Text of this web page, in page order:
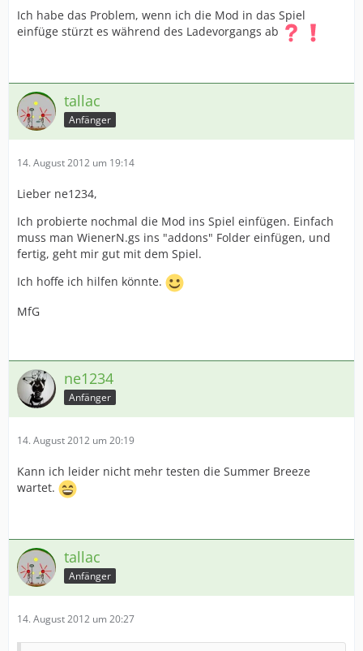
Ich habe das Problem, wenn ich die Mod in das Spiel
einfüge stürzt es während des Ladevorgangs ab
tallac
Anfänger
14. August 2012 um 19:14
Lieber ne1234,
Ich probierte nochmal die Mod ins Spiel einfügen. Einfach
muss man WienerN.gs ins "addons" Folder einfügen, und
fertig, geht mir gut mit dem Spiel.
Ich hoffe ich hilfen könnte.
MfG
ne1234
Anfänger
14. August 2012 um 20:19
Kann ich leider nicht mehr testen die Summer Breeze
wartet.
tallac
Anfänger
14. August 2012 um 20:27